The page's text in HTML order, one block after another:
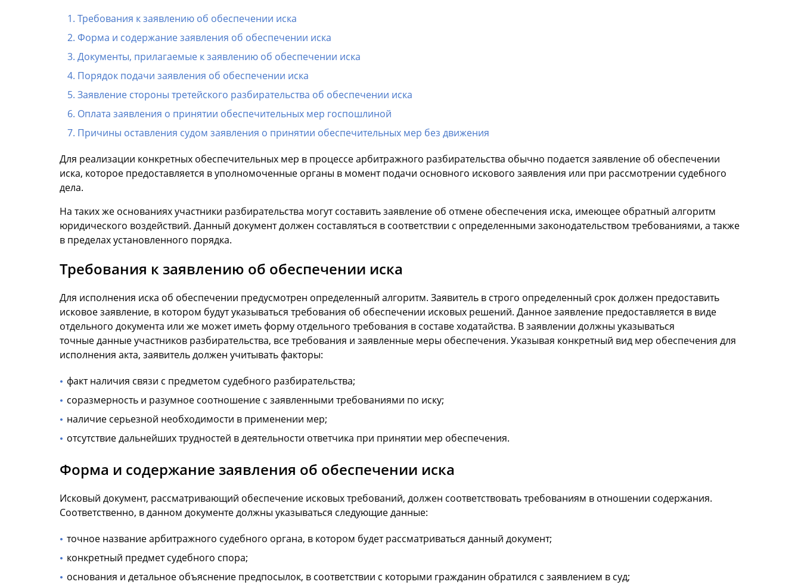
Требования к заявлению об обеспечении иска
Форма и содержание заявления об обеспечении иска
Документы, прилагаемые к заявлению об обеспечении иска
Порядок подачи заявления об обеспечении иска
Заявление стороны третейского разбирательства об обеспечении иска
Оплата заявления о принятии обеспечительных мер госпошлиной
Причины оставления судом заявления о принятии обеспечительных мер без движения
Для реализации конкретных обеспечительных мер в процессе арбитражного разбирательства обычно подается заявление об обеспечении
иска, которое предоставляется в уполномоченные органы в момент подачи основного искового заявления или при рассмотрении судебного
дела.
На таких же основаниях участники разбирательства могут составить заявление об отмене обеспечения иска, имеющее обратный алгоритм
юридического воздействий. Данный документ должен составляться в соответствии с определенными законодательством требованиями, а также
в пределах установленного порядка.
Требования к заявлению об обеспечении иска
Для исполнения иска об обеспечении предусмотрен определенный алгоритм. Заявитель в строго определенный срок должен предоставить
исковое заявление, в котором будут указываться требования об обеспечении исковых решений. Данное заявление предоставляется в виде
отдельного документа или же может иметь форму отдельного требования в составе ходатайства. В заявлении должны указываться
точные данные участников разбирательства, все требования и заявленные меры обеспечения. Указывая конкретный вид мер обеспечения для
исполнения акта, заявитель должен учитывать факторы:
факт наличия связи с предметом судебного разбирательства;
соразмерность и разумное соотношение с заявленными требованиями по иску;
наличие серьезной необходимости в применении мер;
отсутствие дальнейших трудностей в деятельности ответчика при принятии мер обеспечения.
Форма и содержание заявления об обеспечении иска
Исковый документ, рассматривающий обеспечение исковых требований, должен соответствовать требованиям в отношении содержания.
Соответственно, в данном документе должны указываться следующие данные:
точное название арбитражного судебного органа, в котором будет рассматриваться данный документ;
конкретный предмет судебного спора;
основания и детальное объяснение предпосылок, в соответствии с которыми гражданин обратился с заявлением в суд;